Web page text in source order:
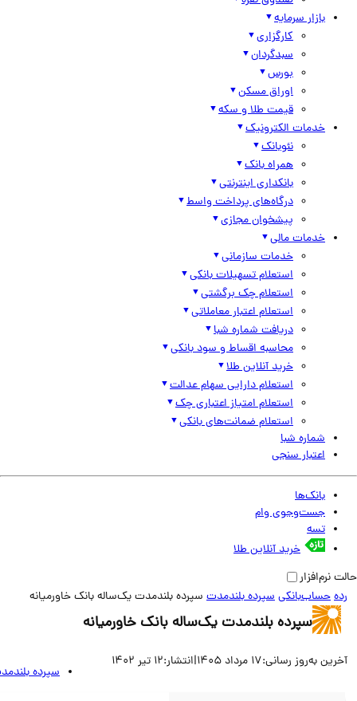
بازار سرمایه
کارگزاری
سبدگردان
بورس
اوراق مسکن
قیمت طلا و سکه
خدمات الکترونیک
نئوبانک
همراه بانک
بانکداری اینترنتی
درگاه‌های پرداخت واسط
پیشخوان مجازی
خدمات مالی
خدمات سازمانی
استعلام تسهیلات بانکی
استعلام چک برگشتی
استعلام اعتبار معاملاتی
دریافت شماره شبا
محاسبه اقساط و سود بانکی
خرید آنلاین طلا
استعلام دارایی سهام عدالت
استعلام امتیاز اعتباری چک
استعلام ضمانت‌های بانکی
شماره شبا
اعتبار سنجی
بانک‌ها
جست‌وجوی وام
تسه
خرید آنلاین طلا
حساب‌بانکیسپرده بلندمدتسپرده بلندمدت یک‌ساله بانک خاورمیانه
سپرده بلندمدت یک‌ساله بانک خاورمیانه
به‌روز رسانی:17 مرداد 1405 |انتشار:12 تیر 1402
سپرده بلندمدت